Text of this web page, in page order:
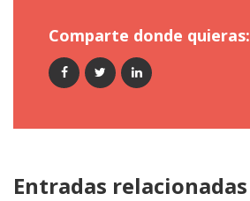
Comparte donde quieras:
Entradas relacionadas